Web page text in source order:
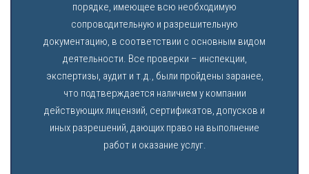
порядке, имеющее всю необходимую
сопроводительную и разрешительную
документацию, в соответствии с основным видом
деятельности. Все проверки – инспекции,
экспертизы, аудит и т.д., были пройдены заранее,
что подтверждается наличием у компании
действующих лицензий, сертификатов, допусков и
иных разрешений, дающих право на выполнение
работ и оказание услуг.